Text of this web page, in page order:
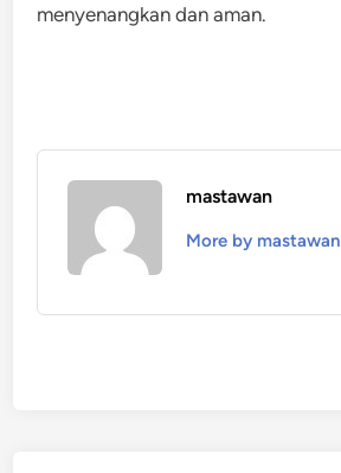
menyenangkan dan aman.
mastawan
More by mastawan